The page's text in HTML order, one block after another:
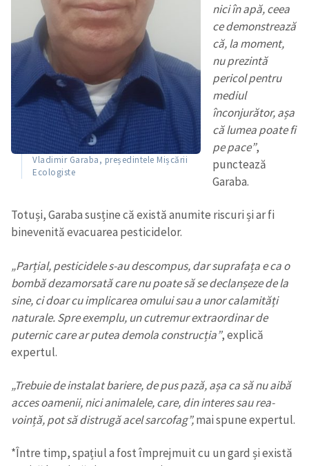
Vladimir Garaba, președintele Mișcării
Ecologiste
nici în apă, ceea
ce demonstrează
că, la moment,
nu prezintă
pericol pentru
mediul
înconjurător, așa
că lumea poate fi
pe pace”,
punctează
Garaba.
Totuși, Garaba susține că există anumite riscuri și ar fi
binevenită evacuarea pesticidelor.
„Parțial, pesticidele s-au descompus, dar suprafața e ca o
bombă dezamorsată care nu poate să se declanșeze de la
sine, ci doar cu implicarea omului sau a unor calamități
naturale. Spre exemplu, un cutremur extraordinar de
puternic care ar putea demola construcția”, explică
expertul.
„Trebuie de instalat bariere, de pus pază, așa ca să nu aibă
acces oamenii, nici animalele, care, din interes sau rea-
voință, pot să distrugă acel sarcofag”,mai spune expertul.
*Între timp, spațiul a fost împrejmuit cu un gard și există